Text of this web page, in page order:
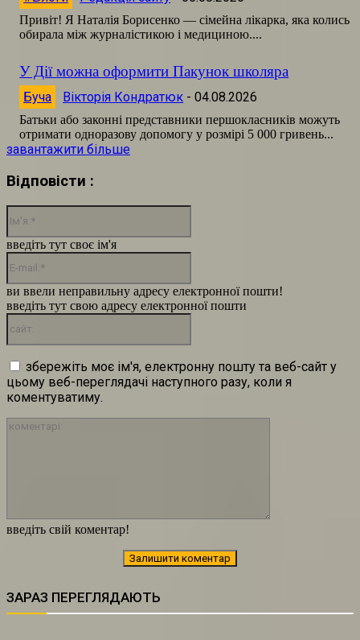
Привіт! Я Наталія Борисенко — сімейна лікарка, яка колись
обирала між журналістикою і медициною....
У Дії можна оформити Пакунок школяра
Буча Вікторія Кондратюк - 04.08.2026
Батьки або законні представники першокласників можуть
отримати одноразову допомогу у розмірі 5 000 гривень...
завантажити більше
Відповісти :
введіть свій коментар!
введіть тут своє ім'я
ви ввели неправильну адресу електронної пошти!
введіть тут свою адресу електронної пошти
збережіть моє ім'я, електронну пошту та веб-сайт у
цьому веб-переглядачі наступного разу, коли я
коментуватиму.
ЗАРАЗ ПЕРЕГЛЯДАЮТЬ